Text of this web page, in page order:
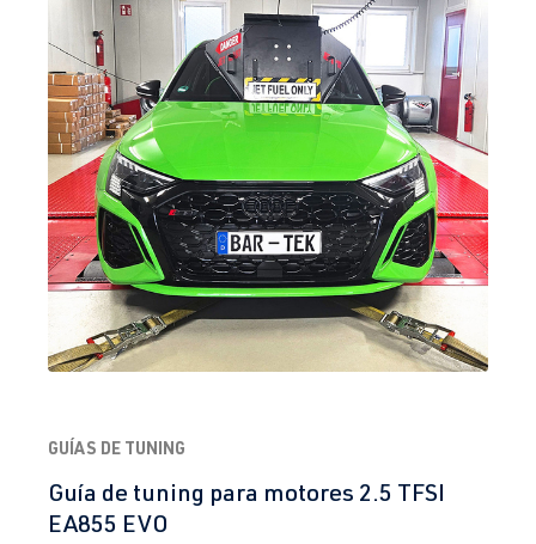
GUÍAS DE TUNING
Guía de tuning para motores 2.5 TFSI
EA855 EVO